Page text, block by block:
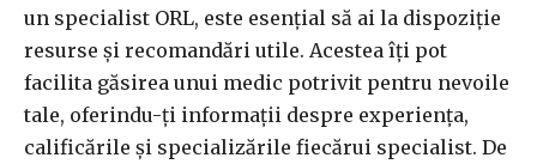
un specialist ORL, este esențial să ai la dispoziție
resurse și recomandări utile. Acestea îți pot
facilita găsirea unui medic potrivit pentru nevoile
tale, oferindu-ți informații despre experiența,
calificările și specializările fiecărui specialist. De